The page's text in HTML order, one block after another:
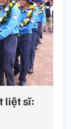
liệt sĩ: